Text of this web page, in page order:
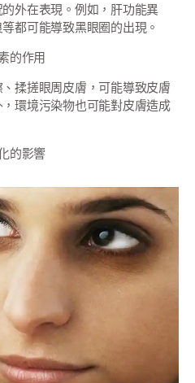
外在表現。例如，肝功能異
都可能導致黑眼圈的出現。
的作用
揉搓眼周皮膚，可能導致皮膚
環境污染物也可能對皮膚造成
的影響